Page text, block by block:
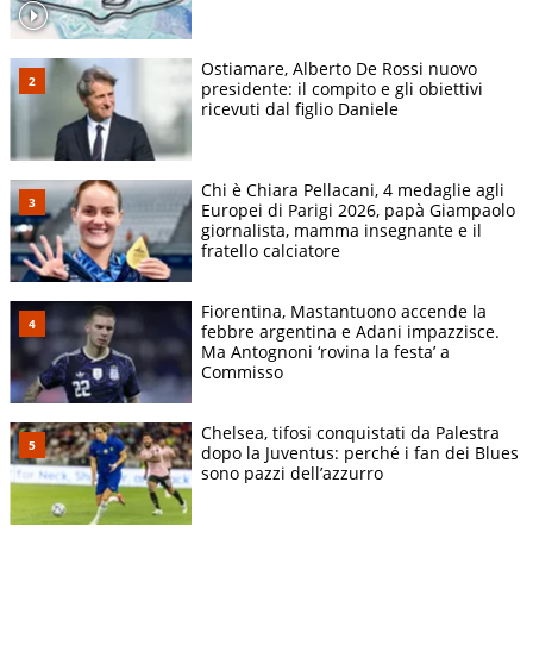
Ostiamare, Alberto De Rossi nuovo
presidente: il compito e gli obiettivi
ricevuti dal figlio Daniele
Chi è Chiara Pellacani, 4 medaglie agli
Europei di Parigi 2026, papà Giampaolo
giornalista, mamma insegnante e il
fratello calciatore
Fiorentina, Mastantuono accende la
febbre argentina e Adani impazzisce.
Ma Antognoni ‘rovina la festa’ a
Commisso
Chelsea, tifosi conquistati da Palestra
dopo la Juventus: perché i fan dei Blues
sono pazzi dell’azzurro